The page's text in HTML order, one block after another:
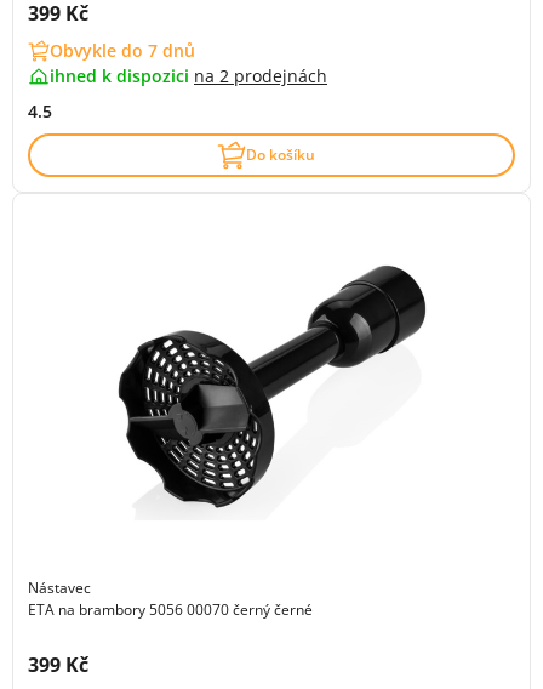
Cena s DPH:
399 Kč
Obvykle do 7 dnů
ihned k dispozici na 2 prodejnách
4.5
Do košíku
Nástavec
ETA na brambory 5056 00070 černý černé
Cena s DPH:
399 Kč